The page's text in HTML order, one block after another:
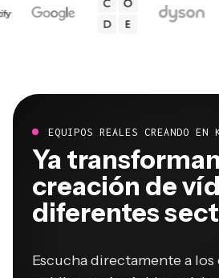
Ya
creación de
diferentes
publican más rápido,